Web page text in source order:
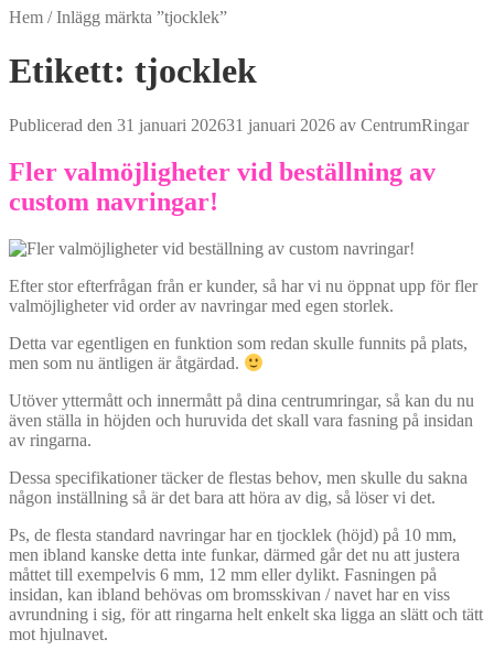
Hem /Inlägg märkta ”tjocklek”
Etikett: tjocklek
Publicerad den 31 januari 202631 januari 2026 av CentrumRingar
Fler valmöjligheter vid beställning av
custom navringar!
Efter stor efterfrågan från er kunder, så har vi nu öppnat upp för fler
valmöjligheter vid order av navringar med egen storlek.
Detta var egentligen en funktion som redan skulle funnits på plats,
men som nu äntligen är åtgärdad.
Utöver yttermått och innermått på dina centrumringar, så kan du nu
även ställa in höjden och huruvida det skall vara fasning på insidan
av ringarna.
Dessa specifikationer täcker de flestas behov, men skulle du sakna
någon inställning så är det bara att höra av dig, så löser vi det.
Ps, de flesta standard navringar har en tjocklek (höjd) på 10 mm,
men ibland kanske detta inte funkar, därmed går det nu att justera
måttet till exempelvis 6 mm, 12 mm eller dylikt. Fasningen på
insidan, kan ibland behövas om bromsskivan / navet har en viss
avrundning i sig, för att ringarna helt enkelt ska ligga an slätt och tätt
mot hjulnavet.